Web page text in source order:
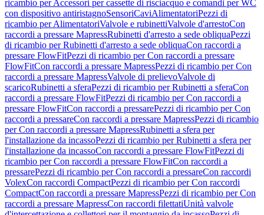
ricambio per Accessori per cassette di risciacquo e comandi per WC
con dispositivo antiristagnoSensoriCaviAlimentatoriPezzi di
ricambio per AlimentatoriValvole e rubinettiValvole d'arrestoCon
raccordi a pressare MapressRubinetti d'arresto a sede obliquaPezzi
di ricambio per Rubinetti d'arresto a sede obliquaCon raccordi a
pressare FlowFitPezzi di ricambio per Con raccordi a pressare
FlowFitCon raccordi a pressare MapressPezzi di ricambio per Con
raccordi a pressare MapressValvole di prelievoValvole di
scaricoRubinetti a sferaPezzi di ricambio per Rubinetti a sferaCon
raccordi a pressare FlowFitPezzi di ricambio per Con raccordi a
pressare FlowFitCon raccordi a pressarePezzi di ricambio per Con
raccordi a pressareCon raccordi a pressare MapressPezzi di ricambio
per Con raccordi a pressare MapressRubinetti a sfera per
l'installazione da incassoPezzi di ricambio per Rubinetti a sfera per
l'installazione da incassoCon raccordi a pressare FlowFitPezzi di
ricambio per Con raccordi a pressare FlowFitCon raccordi a
pressarePezzi di ricambio per Con raccordi a pressareCon raccordi
VolexCon raccordi CompactPezzi di ricambio per Con raccordi
CompactCon raccordi a pressare MapressPezzi di ricambio per Con
raccordi a pressare MapressCon raccordi filettatiUnità valvole